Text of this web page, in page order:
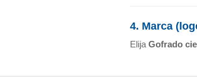
4. Marca
Elija Gofrado